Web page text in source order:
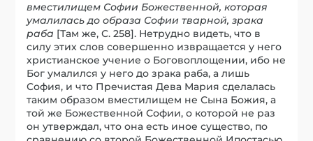
вместилищем Софии Божественной, которая
умалилась до образа Софии тварной, зрака
раба [Там же, С. 258]. Нетрудно видеть, что в
силу этих слов совершенно извращается у него
христианское учение о Боговоплощении, ибо не
Бог умалился у него до зрака раба, а лишь
София, и что Пречистая Дева Мария сделалась
таким образом вместилищем не Сына Божия, а
той же Божественной Софии, о которой не раз
он утверждал, что она есть иное существо, по